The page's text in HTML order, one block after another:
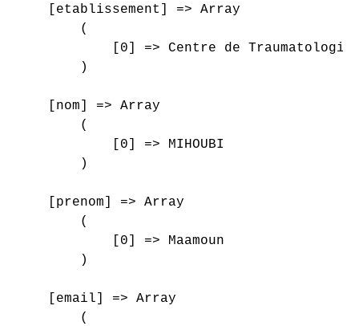
    [etablissement] => Array
        (
[0] => Centre de
        )
    [nom] => Array
        (
            [0] => MIHOUBI
        )
    [prenom] => Array
        (
            [0] => Maamoun
        )
    [email] => Array
        (